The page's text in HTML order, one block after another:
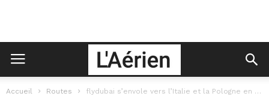
Accueil Routes flydubai s’envole vers l’Italie et la Pologne en 737 MAX